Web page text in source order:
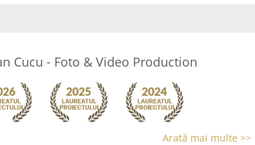
Cucu - Foto & Video Production
Arată mai multe >>